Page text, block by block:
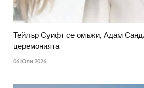
Тейлър Суифт се омъжи, Адам
церемонията
06 Юли 2026